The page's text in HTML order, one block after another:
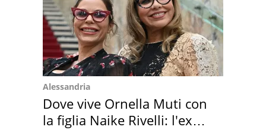
Alessandria
Dove vive Ornella Muti con
la figlia Naike Rivelli: l'ex